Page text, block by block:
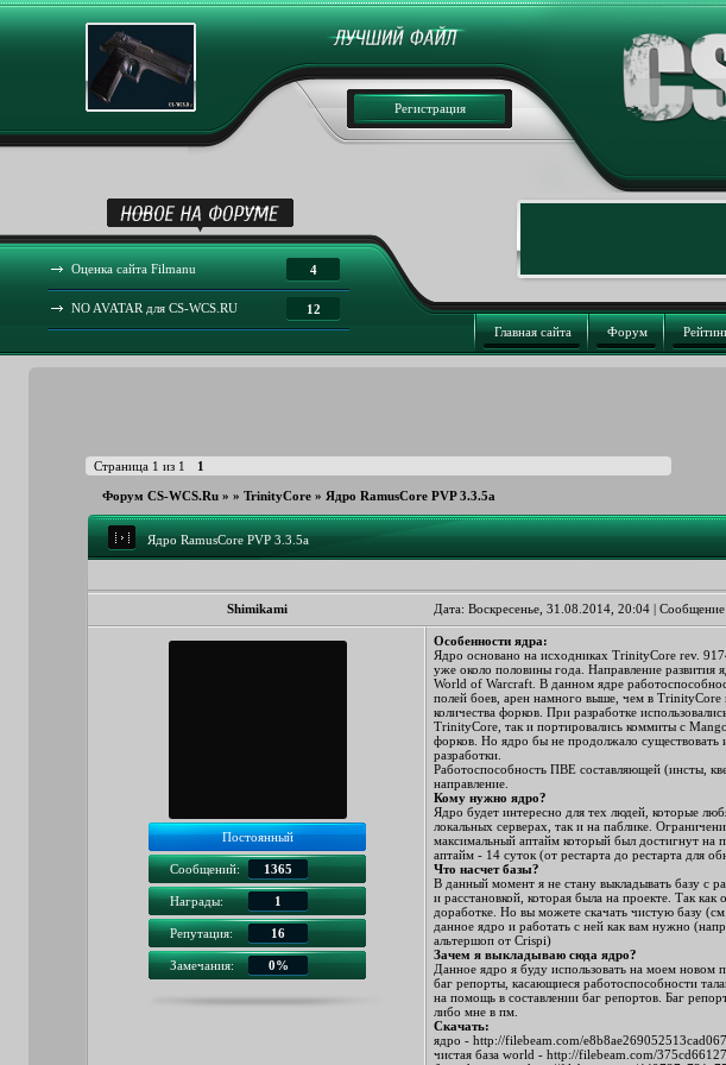
Регистрация
4
Оценка сайта Filmanu
12
NO AVATAR для CS-WCS.RU
Главная сайта
Форум
Страница 1 из 1 1
Форум CS-WCS.Ru » » TrinityCore » Ядро RamusCore PVP 3.3.5a
Ядро RamusCore PVP 3.3.5a
Shimikami Дата: Воскресенье, 31.08.2014, 20:04 |
Постоянный
Сообщений: 1365
Награды: 1
Репутация: 16
Замечания: 0%
Особенности ядра:
Ядро основано на исходниках TrinityCore rev.
уже около половины года. Направление развития
World of Warcraft. В данном ядре
полей боев, арен намного выше, чем в TrinityCore
количества форков. При разработке
TrinityCore, так и портировались коммиты с
форков. Но ядро бы не продолжало существовать
разработки.
Работоспособность ПВЕ составляющей (инсты,
направление.
Кому нужно ядро?
Ядро будет интересно для тех людей, которые
локальных серверах, так и на паблике.
максимальный аптайм который был достигнут на
аптайм - 14 суток (от рестарта до рестарта для
Что насчет базы?
В данный момент я не стану выкладывать базу с
и расстановкой, которая была на проекте. Так как
доработке. Но вы можете скачать чистую базу
данное ядро и работать с ней как вам нужно
альтершоп от Crispi)
Зачем я выкладываю сюда ядро?
Данное ядро я буду использовать на моем новом
баг репорты, касающиеся работоспособности
на помощь в составлении баг репортов. Баг
либо мне в пм.
Скачать:
ядро - http://filebeam.com/
чистая база world - http://filebeam.com/